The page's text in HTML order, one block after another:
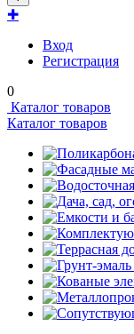
✚
Вход
Регистрация
0
Каталог товаров
Каталог товаров